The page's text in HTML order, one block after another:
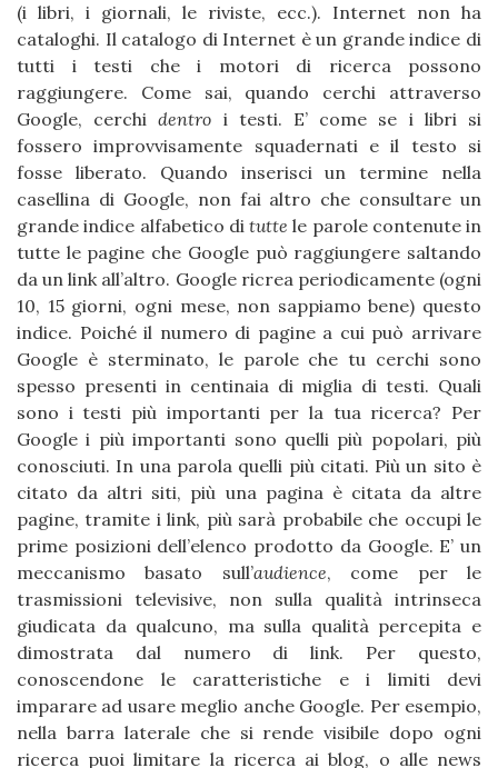
(i libri, i giornali, le riviste, ecc.). Internet non ha
cataloghi. Il catalogo di Internet è un grande indice di
tutti i testi che i motori di ricerca possono
raggiungere. Come sai, quando cerchi attraverso
Google, cerchidentro i testi. E’ come se i libri si
fossero improvvisamente squadernati e il testo si
fosse liberato. Quando inserisci un termine nella
casellina di Google, non fai altro che consultare un
grande indice alfabetico di tutte le parole contenute in
tutte le pagine che Google può raggiungere saltando
da un link all’altro. Google ricrea periodicamente (ogni
10, 15 giorni, ogni mese, non sappiamo bene) questo
indice. Poiché il numero di pagine a cui può arrivare
Google è sterminato, le parole che tu cerchi sono
spesso presenti in centinaia di miglia di testi. Quali
sono i testi più importanti per la tua ricerca? Per
Google i più importanti sono quelli più popolari, più
conosciuti. In una parola quelli più citati. Più un sito è
citato da altri siti, più una pagina è citata da altre
pagine, tramite i link, più sarà probabile che occupi le
prime posizioni dell’elenco prodotto da Google. E’ un
meccanismo basato sull’audience, come per le
trasmissioni televisive, non sulla qualità intrinseca
giudicata da qualcuno, ma sulla qualità percepita e
dimostrata dal numero di link. Per questo,
conoscendone le caratteristiche e i limiti devi
imparare ad usare meglio anche Google. Per esempio,
nella barra laterale che si rende visibile dopo ogni
ricerca puoi limitare la ricerca ai blog, o alle news